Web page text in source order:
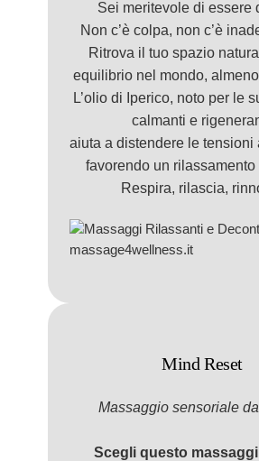
Sei meritevole di essere
Non c’è colpa, non c’è
Ritrova il tuo spazio
equilibrio nel mondo, almeno
L’olio di Iperico, noto per le
calmanti e
aiuta a distendere le tensioni
favorendo un rilassamento
Respira, rilascia,
Mind Reset
Massaggio sensoriale
Scegli questo